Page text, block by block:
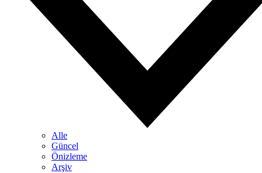
Alle
Güncel
Önizleme
Arşiv